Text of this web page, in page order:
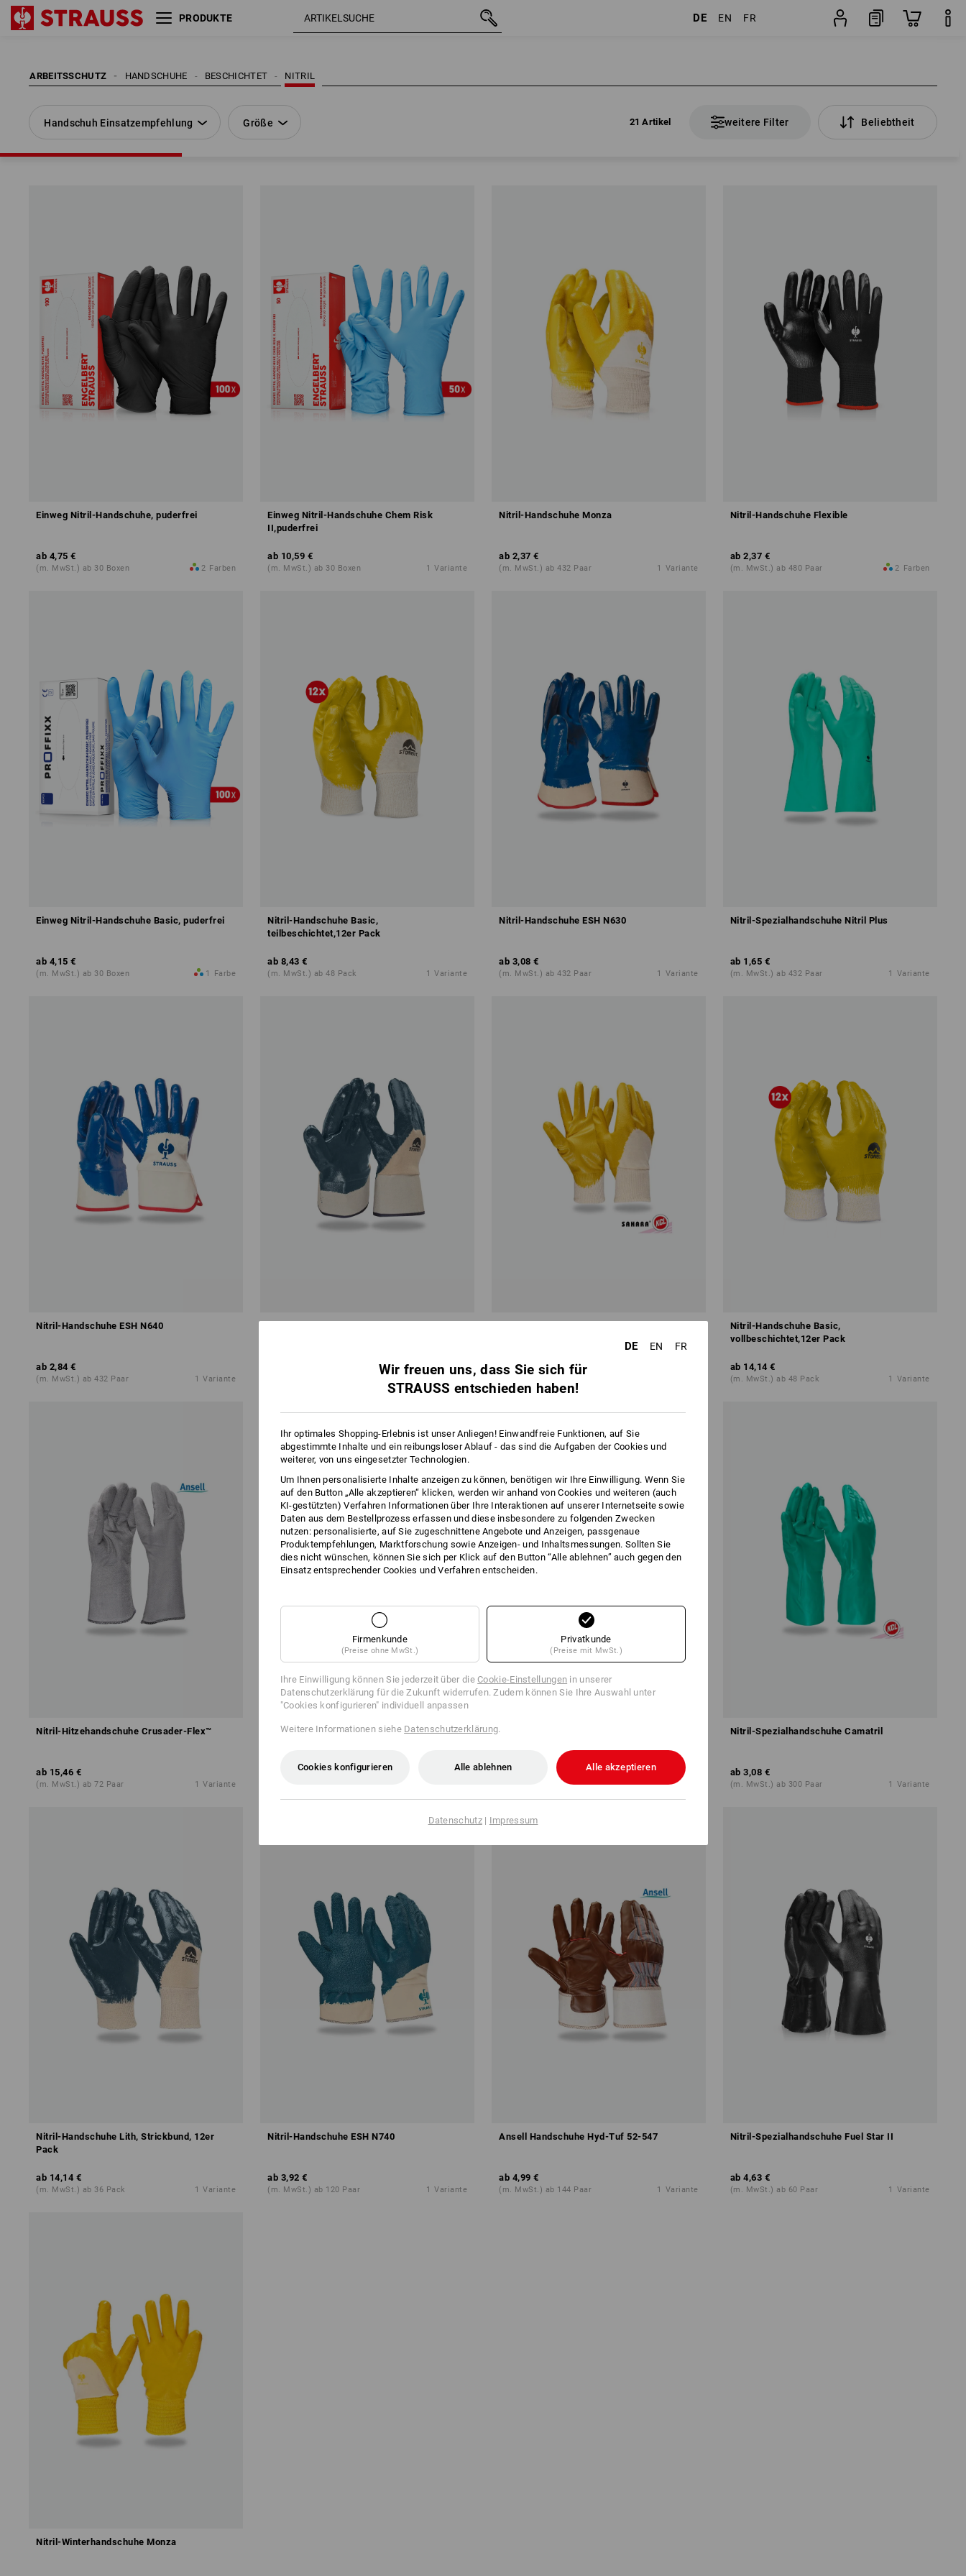
PRODUKTE DE EN FR
ARBEITSSCHUTZ NITRIL
BESCHICHTET
HANDSCHUHE
Handschuh Einsatzempfehlung Größe 21 Artikel weitere Filter Beliebtheit
Handschuh Einsatzempfehlung Größe
Einweg Nitril-Handschuhe, puderfrei
ab 4,75 €
(m. MwSt.) ab 30 Boxen 2 Farben
Einweg Nitril-Handschuhe Chem Risk
II,puderfrei
ab 10,59 €
(m. MwSt.) ab 30 Boxen 1 Variante
Nitril-Handschuhe Monza
ab 2,37 €
(m. MwSt.) ab 432 Paar 1 Variante
Nitril-Handschuhe Flexible
ab 2,37 €
(m. MwSt.) ab 480 Paar 2 Farben
Einweg Nitril-Handschuhe Basic, puderfrei
ab 4,15 €
(m. MwSt.) ab 30 Boxen 1 Farbe
Nitril-Handschuhe Basic,
teilbeschichtet,12er Pack
ab 8,43 €
(m. MwSt.) ab 48 Pack 1 Variante
Nitril-Handschuhe ESH N630
ab 3,08 €
(m. MwSt.) ab 432 Paar 1 Variante
Nitril-Spezialhandschuhe Nitril Plus
ab 1,65 €
(m. MwSt.) ab 432 Paar 1 Variante
Nitril-Handschuhe ESH N640
ab 2,84 €
(m. MwSt.) ab 432 Paar 1 Variante
ab 3,56 €
Nitril-Handschuhe Basic,
vollbeschichtet,12er Pack
ab 14,14 €
(m. MwSt.) ab 48 Pack 1 Variante
Nitril-Hitzehandschuhe Crusader-Flex™
ab 15,46 €
(m. MwSt.) ab 72 Paar 1 Variante
Hybrid Handschuhe e.s.motion 24/7
16,54 €
Nitril-Handschuhe ESH N660
ab
(m. MwSt.) ab 432 Paar 1 Variante
Nitril-Spezialhandschuhe Camatril
ab 3,08 €
(m. MwSt.) ab 300 Paar 1 Variante
Nitril-Handschuhe Lith, Strickbund, 12er
Pack
ab 14,14 €
(m. MwSt.) ab 36 Pack 1 Variante
Nitril-Handschuhe ESH N740
ab 3,92 €
(m. MwSt.) ab 120 Paar 1 Variante
Ansell Handschuhe Hyd-Tuf 52-547
ab 4,99 €
(m. MwSt.) ab 144 Paar 1 Variante
Nitril-Spezialhandschuhe Fuel Star II
ab 4,63 €
(m. MwSt.) ab 60 Paar 1 Variante
Nitril-Winterhandschuhe Monza
DE EN FR
Wir freuen uns, dass Sie sich für
STRAUSS entschieden haben!
Ihr optimales Shopping-Erlebnis ist unser Anliegen! Einwandfreie Funktionen, auf Sie
abgestimmte Inhalte und ein reibungsloser Ablauf - das sind die Aufgaben der Cookies und
weiterer, von uns eingesetzter Technologien.
Um Ihnen personalisierte Inhalte anzeigen zu können, benötigen wir Ihre Einwilligung. Wenn Sie
auf den Button „Alle akzeptieren“ klicken, werden wir anhand von Cookies und weiteren (auch
KI-gestützten) Verfahren Informationen über Ihre Interaktionen auf unserer Internetseite sowie
Daten aus dem Bestellprozess erfassen und diese insbesondere zu folgenden Zwecken
nutzen: personalisierte, auf Sie zugeschnittene Angebote und Anzeigen, passgenaue
Produktempfehlungen, Marktforschung sowie Anzeigen- und Inhaltsmessungen. Sollten Sie
dies nicht wünschen, können Sie sich per Klick auf den Button “Alle ablehnen” auch gegen den
Einsatz entsprechender Cookies und Verfahren entscheiden.
Firmenkunde
(Preise ohne MwSt.)
Privatkunde
(Preise mit MwSt.)
Ihre Einwilligung können Sie jederzeit über dieCookie-Einstellungen in unserer
Datenschutzerklärung für die Zukunft widerrufen. Zudem können Sie Ihre Auswahl unter
"Cookies konfigurieren" individuell anpassen
Weitere Informationen siehe Datenschutzerklärung.
Cookies konfigurieren Alle ablehnen Alle akzeptieren
Datenschutz| Impressum